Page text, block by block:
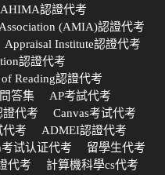
AHIMA認證代考
(AMIA)認證代考
Appraisal Institute認證代考
認證代考
Reading認證代考
答集
AP考試代考
證代考
Canvas考试代考
代考
ADMEI認證代考
试认证代考
留學生代考
代考
計算機科學cs代考